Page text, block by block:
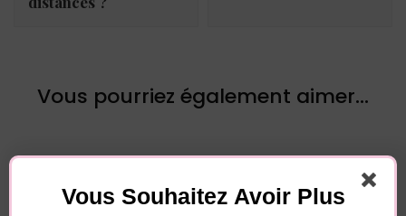
Vous pourriez également aimer...
Vous Souhaitez Avoir Plus